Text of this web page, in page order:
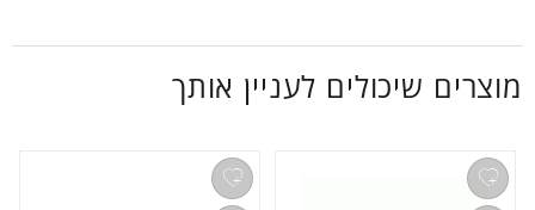
מוצרים שיכולים לעניין אותך